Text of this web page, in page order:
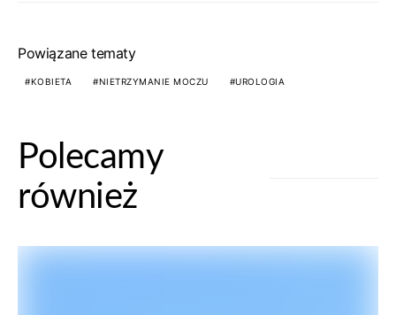
Powiązane tematy
KOBIETA NIETRZYMANIE MOCZU UROLOGIA
Polecamy
również